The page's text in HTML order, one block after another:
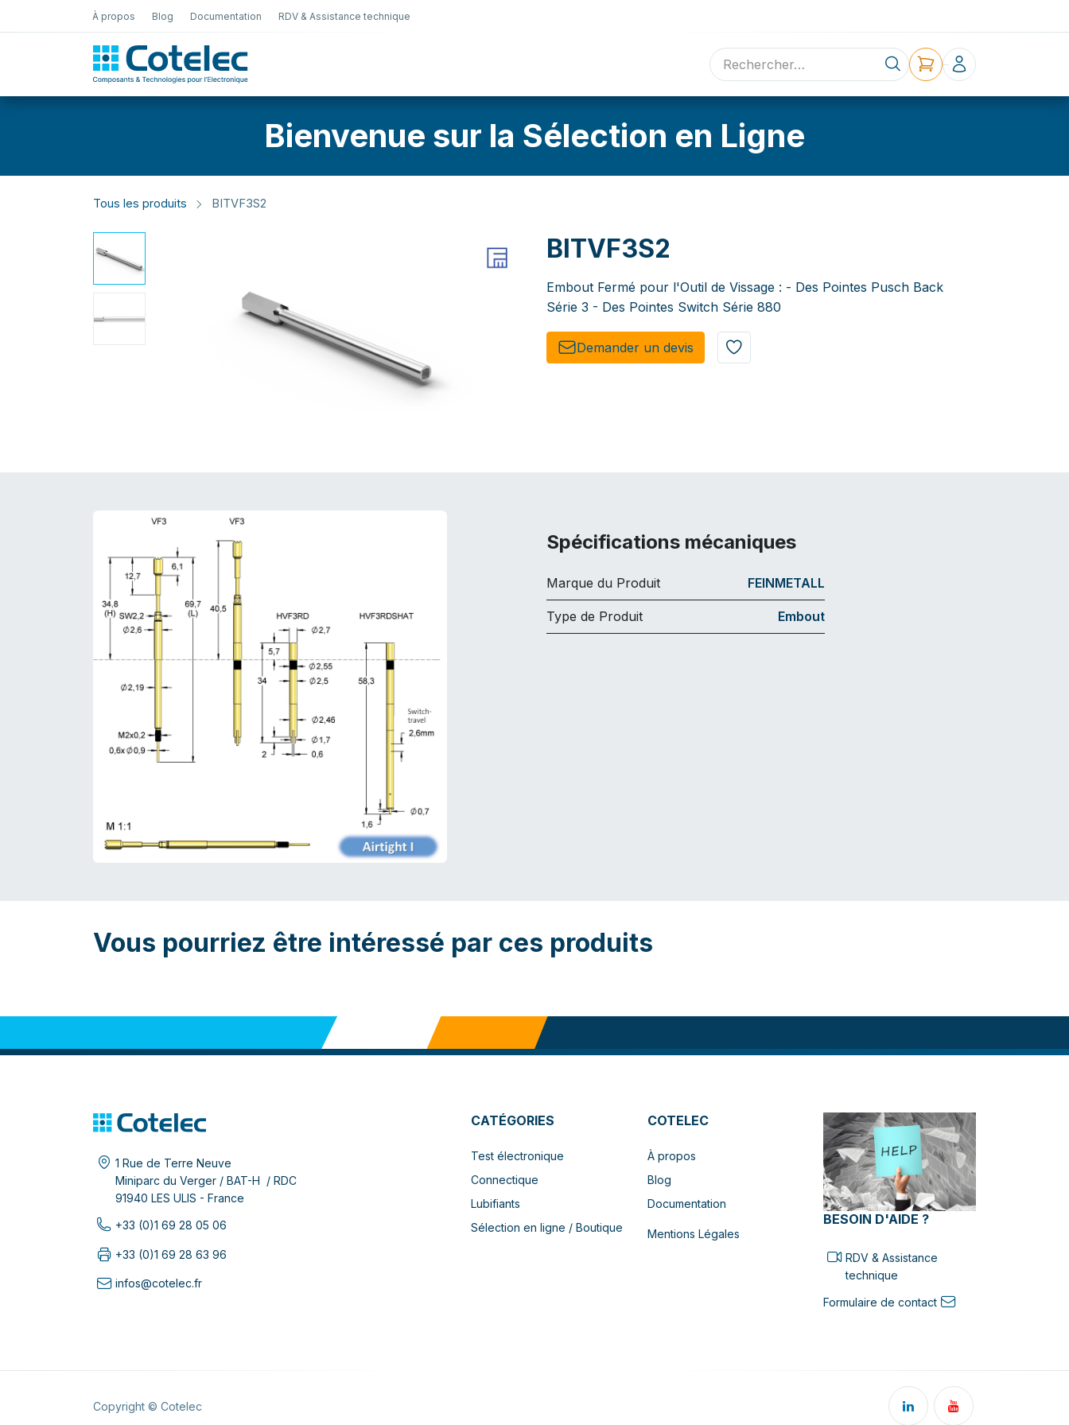
À propos Blog Documentation RDV & Assistance technique
Sélection en ligne Contact
Bienvenue sur la Sélection en Ligne
Tous les produits BITVF3S2
BITVF3S2
Embout Fermé pour l'Outil de Vissage : - Des Pointes Pusch Back
Série 3 - Des Pointes Switch Série 880
Demander un de​​vis​​
Spécifications mécaniques
Marque du Produit FEINMETALL
Type de Produit Embout
Vous pourriez être intéressé par ces produits
1 Rue de Terre Neuve
Miniparc du Verger / BAT-H / RDC
91940 LES ULIS - France
+33 (0)1 69 28 05 06
+33 (0)1 69 28 63 96
infos@cotelec.fr
CATÉGORIES
Test électronique
Connectique
Lubifiants
Sélection en ligne / Boutique
COTELEC
À propos
Blog
Documentation
Mentions Légales
BESOIN D'AIDE ?
RDV & Assistance
technique
Formulaire de contact
Copyright © Cotelec